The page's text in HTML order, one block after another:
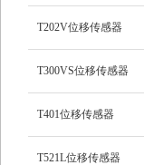
T202V位移传感器
T300VS位移传感器
T401位移传感器
T521L位移传感器